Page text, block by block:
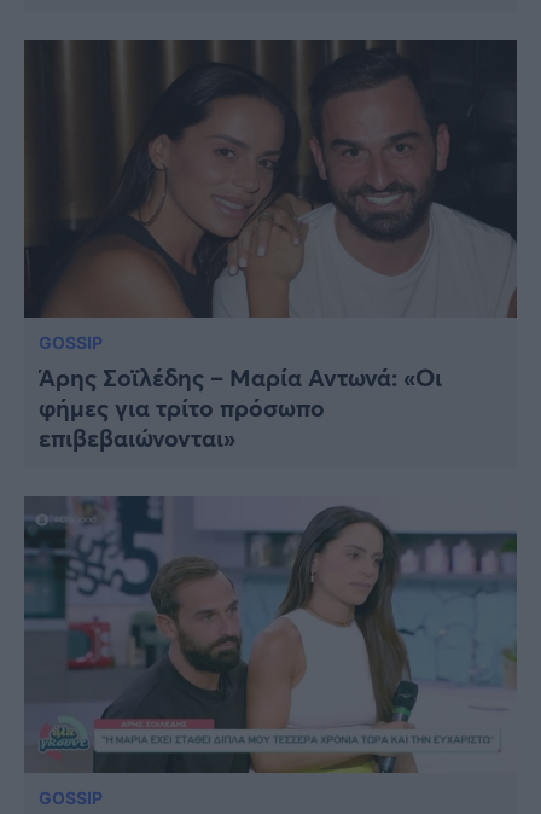
GOSSIP
Άρης Σοϊλέδης – Μαρία Αντωνά: «Οι
φήμες για τρίτο πρόσωπο
επιβεβαιώνονται»
GOSSIP